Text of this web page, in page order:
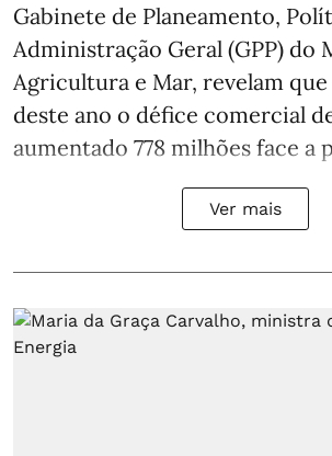
Gabinete de Planeamento,
Administração Geral (GPP) do
Agricultura e Mar, revelam
deste ano o défice comercial
aumentado 778 milhões face a
Ver mais